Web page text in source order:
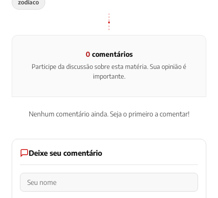
zodíaco
0comentários
Participe da discussão sobre esta matéria. Sua opinião é
importante.
Nenhum comentário ainda. Seja o primeiro a comentar!
Deixe seu comentário